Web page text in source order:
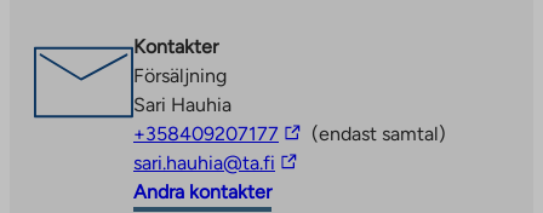
Kontakter
Försäljning
Sari Hauhia
+358409207177 The
link
(endast samtal)
sari.hauhia@ta.fi The
Andra kontakter